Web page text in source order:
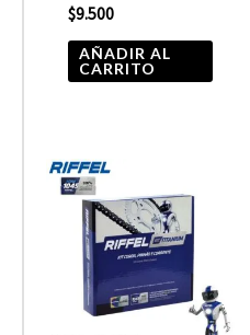
$9.500
AÑADIR AL
CARRITO